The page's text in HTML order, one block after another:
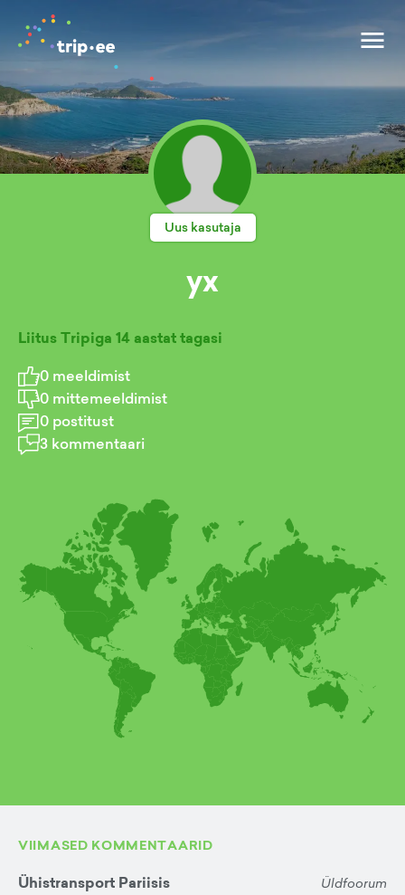
Uus kasutaja
yx
Liitus Tripiga 14 aastat tagasi
0 meeldimist
0 mittemeeldimist
0 postitust
3 kommentaari
VIIMASED KOMMENTAARID
Ühistransport Pariisis Üldfoorum